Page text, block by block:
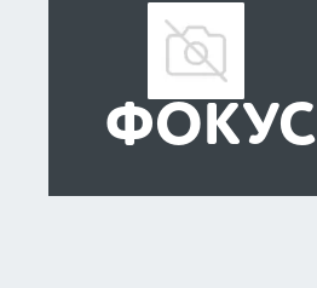
ФОКУС